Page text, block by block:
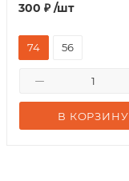
300 ₽ /шт
В КОРЗИНУ
74 56